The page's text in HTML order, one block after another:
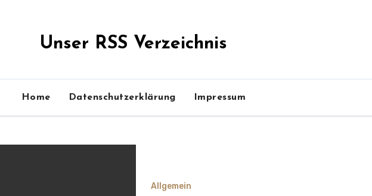
Unser RSS Verzeichnis
Home Datenschutzerklärung Impressum
Allgemein